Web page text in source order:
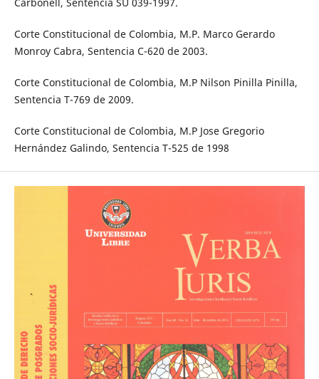
Corte Constitucional de Colombia, M.P. Marco Gerardo
Monroy Cabra, Sentencia C-620 de 2003.
Corte Constitucional de Colombia, M.P Nilson Pinilla Pinilla,
Sentencia T-769 de 2009.
Corte Constitucional de Colombia, M.P Jose Gregorio
Hernández Galindo, Sentencia T-525 de 1998